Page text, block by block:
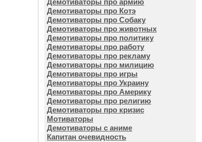
Демотиваторы про армию
Демотиваторы про Котэ
Демотиваторы про Собаку
Демотиваторы про животных
Демотиваторы про политику
Демотиваторы про работу
Демотиваторы про рекламу
Демотиваторы про милицию
Демотиваторы про игры
Демотиваторы про Украину
Демотиваторы про Америку
Демотиваторы про религию
Демотиваторы про кризис
Мотиваторы
Демотиваторы с аниме
Капитан очевидность